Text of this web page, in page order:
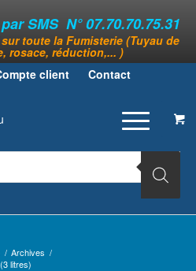
SMS N° 07.70.70.75.31
toute la Fumisterie (Tuyau de
rosace, réduction,... )
client Contact
/ Archives /
litres)